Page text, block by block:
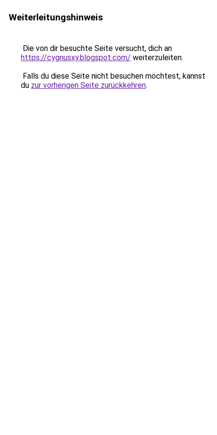
Weiterleitungshinweis
Die von dir besuchte Seite versucht, dich an
https://cygnusxy.blogspot.com/ weiterzuleiten.
Falls du diese Seite nicht besuchen möchtest, kannst
du zur vorherigen Seite zurückkehren.